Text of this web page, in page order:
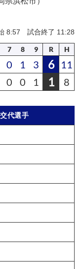
8:57 試合終了 11:28
7 8 9 R
H
0 1 3 6 11
0 0 1 1 8
代選手